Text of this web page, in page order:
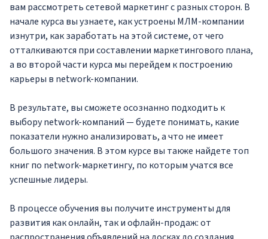
вам рассмотреть сетевой маркетинг с разных сторон. В
начале курса вы узнаете, как устроены МЛМ-компании
изнутри, как заработать на этой системе, от чего
отталкиваются при составлении маркетингового плана,
а во второй части курса мы перейдем к построению
карьеры в network-компании.
В результате, вы сможете осознанно подходить к
выбору network-компаний — будете понимать, какие
показатели нужно анализировать, а что не имеет
большого значения. В этом курсе вы также найдете топ
книг по network-маркетингу, по которым учатся все
успешные лидеры.
В процессе обучения вы получите инструменты для
развития как онлайн, так и офлайн-продаж: от